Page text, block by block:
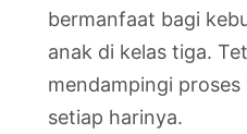
bermanfaat bagi
anak di kelas tiga.
mendampingi proses
setiap harinya.